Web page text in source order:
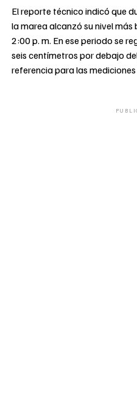
El reporte técnico indicó que
la marea alcanzó su nivel más
2:00 p. m. En ese periodo se
seis centímetros por debajo
referencia para las